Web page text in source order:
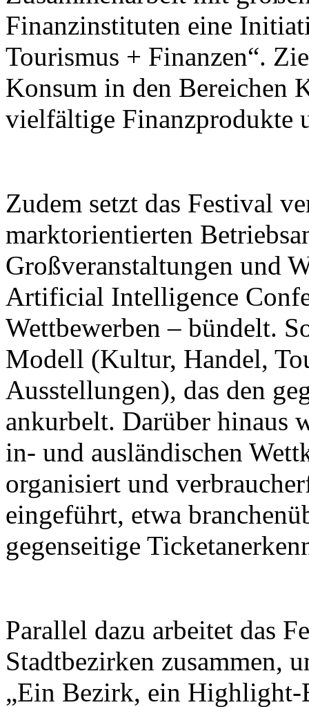
Finanzinstituten eine
Tourismus + Finanzen“.
Konsum in den Bereichen
vielfältige Finanzprodukte
Zudem setzt das Festival
marktorientierten
Großveranstaltungen und
Artificial Intelligence
Wettbewerben – bündelt.
Modell (Kultur, Handel,
Ausstellungen), das den
ankurbelt. Darüber hinaus
in- und ausländischen
organisiert und
eingeführt, etwa
gegenseitige
Parallel dazu arbeitet das
Stadtbezirken zusammen,
„Ein Bezirk, ein Highlight-